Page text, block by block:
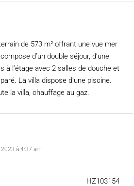
de 573 m² offrant une vue mer
d’un double séjour, d’une
à l’étage avec 2 salles de douche et
La villa dispose d’une piscine.
la villa, chauffage au gaz.
à 4:37 am
HZ103154